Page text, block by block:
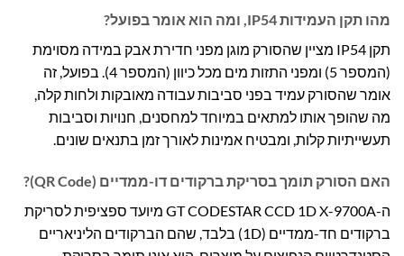
מהו תקן העמידות IP54, ומה הוא אומר בפועל?
תקן IP54 מציין שהסורק מוגן מפני חדירת אבק במידה מסוימת
(המספר 5) ומפני התזות מים מכל כיוון (המספר 4). בפועל, זה
אומר שהסורק עמיד בפני סביבות עבודה מאובקות ולחות קלה,
מה שהופך אותו למתאים במיוחד למחסנים, חנויות וסביבות
תעשייתיות קלות, ומבטיח אמינות לאורך זמן בתנאים שונים.
האם הסורק תומך בסריקת ברקודים דו-ממדיים (QR Code)?
ה-GT CODESTAR CCD 1D X-9700A מיועד ספציפית לסריקת
ברקודים חד-ממדיים (1D) בלבד, שהם הברקודים הליניאריים